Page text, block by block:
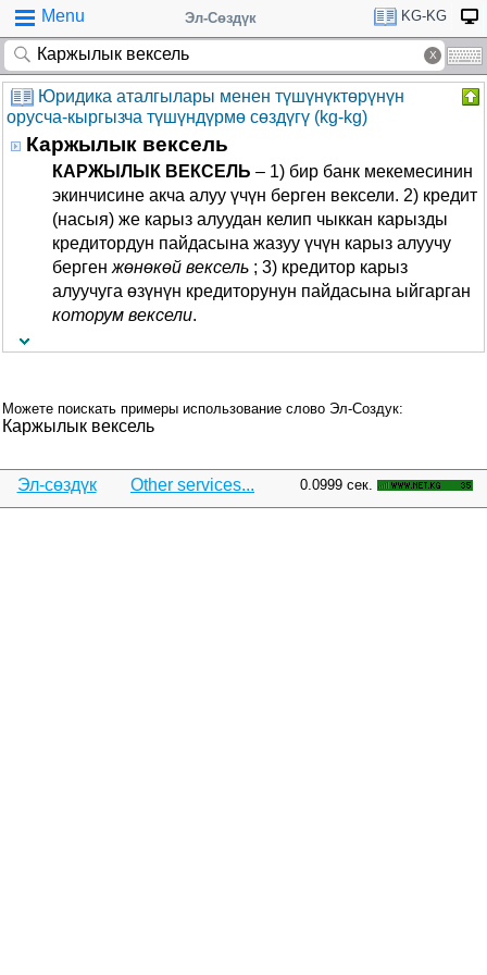
Menu Эл-Сөздүк KG-KG
Юридика аталгылары менен түшүнүктөрүнүн
орусча-кыргызча түшүндүрмө сөздүгү (kg-kg)
Каржылык вексель
КАРЖЫЛЫК ВЕКСЕЛЬ – 1) бир банк мекемесинин
экинчисине акча алуу үчүн берген вексели. 2) кредит
(насыя) же карыз алуудан келип чыккан карызды
кредитордун пайдасына жазуу үчүн карыз алуучу
берген жөнөкөй вексель ; 3) кредитор карыз
алуучуга өзүнүн кредиторунун пайдасына ыйгарган
которум вексели.
Можете поискать примеры использование слово Эл-Создук:
Каржылык вексель
Эл-сөздүк Other services... 0.0999 сек.